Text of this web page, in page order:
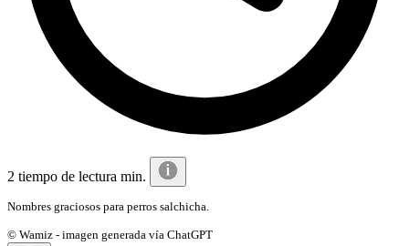
2 tiempo de lectura min.
Nombres graciosos para perros salchicha.
© Wamiz - imagen generada vía ChatGPT